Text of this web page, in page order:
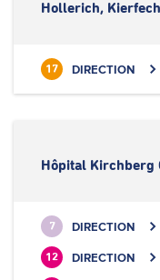
Hollerich,
17 DIRECTION
Hôpital Kirchberg
7 DIRECTION
12 DIRECTION